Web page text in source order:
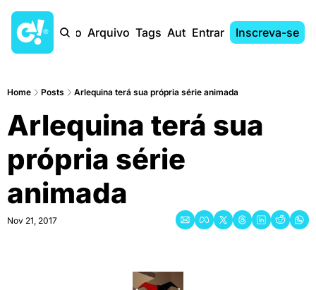
Início Arquivo Tags AutoresEntrar Inscreva-se
Home Posts Arlequina terá sua própria série animada
Arlequina terá sua
própria série
animada
Nov 21, 2017